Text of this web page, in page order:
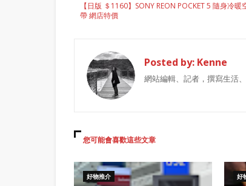
【日版 ＄1160】SONY REON POCKET 5 隨身冷
帶 網店特價
Posted by: Kenne
網站編輯、記者，撰寫生活
您可能會喜歡這些文章
好物推介 好